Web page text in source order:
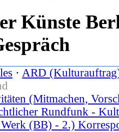
Künste
· ARD
(Mitmachen,
Rundfunk -
(BB) - 2.)